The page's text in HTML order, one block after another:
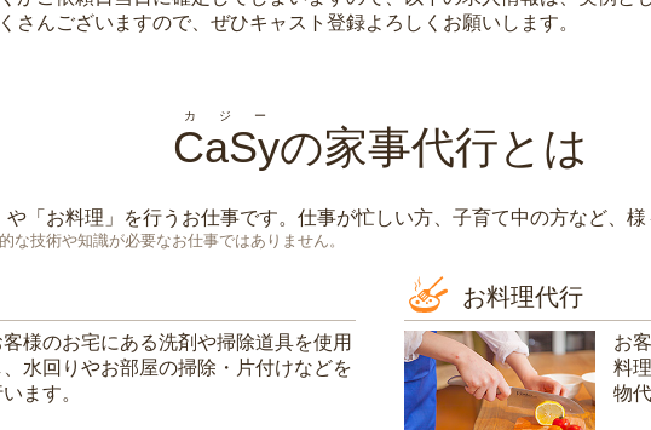
さんございますので、ぜひキャスト登録よろしくお願いします。
CaSy
カジー
の家事代行とは
や「 お料理 」を行うお仕事です。仕事が忙しい方、子育て中の方など、
な技術や知識が必要なお仕事ではありません。
客様のお宅にある洗剤や掃除道具を使用
、水回りやお部屋の掃除・片付けなどを
ます。
お料理代行
お
料
物